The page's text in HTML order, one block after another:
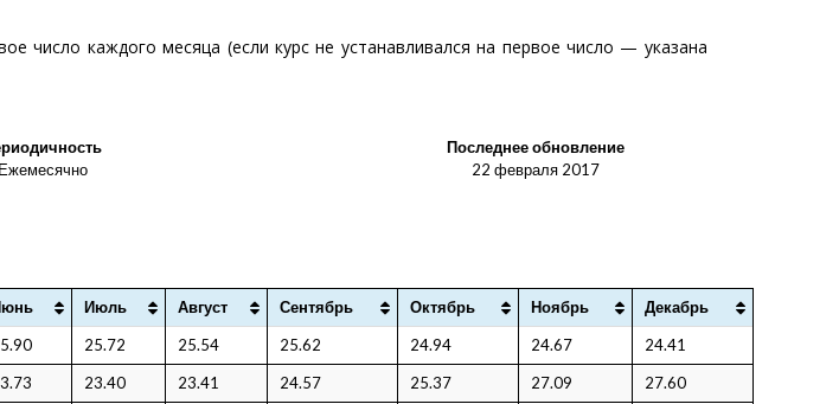
каждого месяца (если курс не устанавливался на первое число — указана
Ежемесячно
Последнее обновление
22 февраля 2017
Июль Август Сентябрь Октябрь Ноябрь
Декабрь
25.72 25.54 25.62 24.94 24.67
24.41
23.40 23.41 24.57 25.37 27.09
27.60